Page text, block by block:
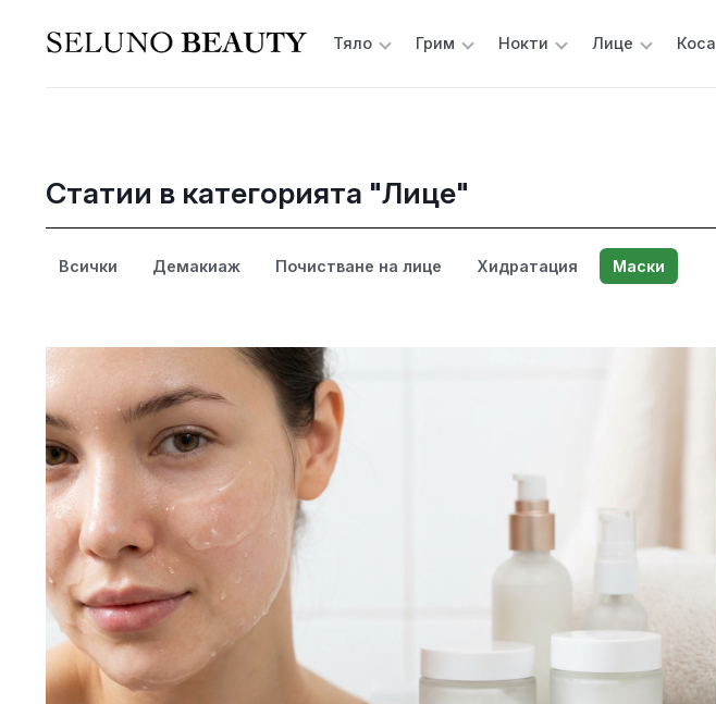
Тяло Грим Нокти Лице Коса
Статии в категорията "Лице"
Всички Демакиаж Почистване на лице Хидратация Маски